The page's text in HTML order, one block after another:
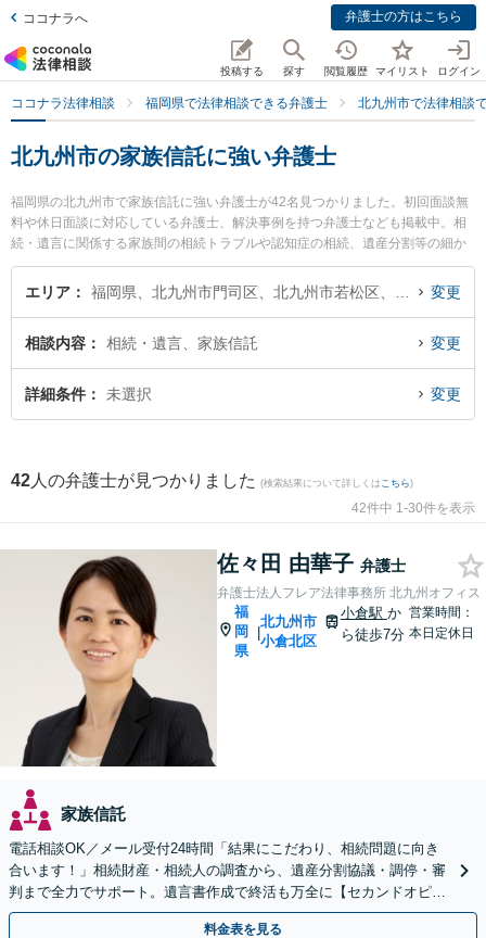
ココナラへ 弁護士の方はこちら
投稿する 探す 閲覧履歴 マイリスト ログイン
ココナラ法律相談 福岡県で法律相談できる弁護士 北九州市で法律相談
北九州市の家族信託に強い弁護士
福岡県の北九州市で家族信託に強い弁護士が42名見つかりました。初回面談無
料や休日面談に対応している弁護士、解決事例を持つ弁護士なども掲載中。相
続・遺言に関係する家族間の相続トラブルや認知症の相続、遺産分割等の細か
な分野での絞り込み検索もでき便利です。特に弁護士法人フレア法律事務所 北
九州オフィスの佐々田 由華子弁護士や北九州第一法律事務所の池上 遊弁護士、
ルを今すぐに弁護士に相談したい』『家族信託のトラブル解決の実績豊富な近
くの弁護士を検索したい』『初回相談無料で家族信託を法律相談できる北九州
市内の弁護士に相談予約したい』などでお困りの相談者さんにおすすめです。
エリア 変更
相談内容 相続・遺言、家族信託 変更
詳細条件 未選択 変更
42 人の弁護士が見つかりました (検索結果について詳しくは こちら)
42件中 1-30件を表示
佐々田 由華子 弁護士
弁護士法人フレア法律事務所 北九州オフィス
福
岡
県
|
北九州市
小倉北区
小倉駅 か
ら徒歩7分
営業時間：
本日定休日
家族信託
電話相談OK／メール受付24時間「結果にこだわり、相続問題に向き
合います！」相続財産・相続人の調査から、遺産分割協議・調停・審
判まで全力でサポート。遺言書作成で終活も万全に【セカンドオピニ
オン可】【西小倉駅7分】【小倉北警察署前バス停3分】
料金表を見る